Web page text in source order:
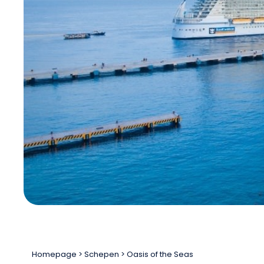
Homepage Schepen Oasis of the Seas